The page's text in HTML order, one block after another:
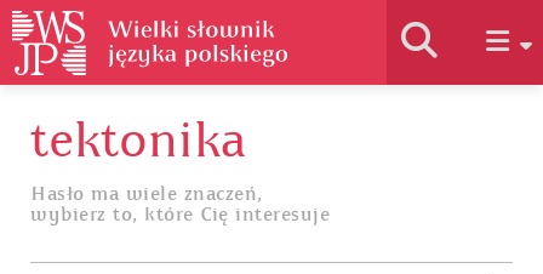
Historia słownika
Jak korzystać
tektonika
Hasło ma wiele znaczeń,
wybierz to, które Cię interesuje